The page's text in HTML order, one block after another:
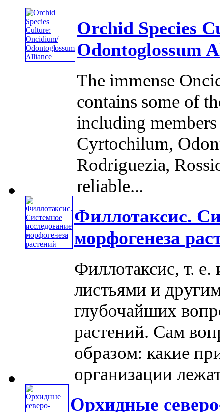
Orchid Species
Odontoglossum
The immense
contains some of
including
Cyrtochilum,
Rodriguezia,
reliable...
Филлотаксис.
морфогенеза
Филлотаксис, т. е.
листьями и
глубочайших
растений. Сам
образом: какие
организации
Орхидные